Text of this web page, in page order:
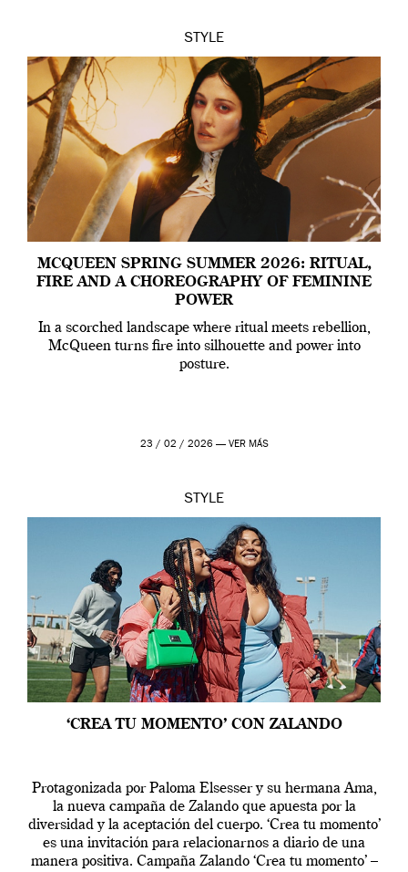
STYLE
MCQUEEN SPRING SUMMER 2026: RITUAL,
FIRE AND A CHOREOGRAPHY OF FEMININE
POWER
In a scorched landscape where ritual meets rebellion,
McQueen turns fire into silhouette and power into
posture.
23 / 02 / 2026 — VER MÁS
STYLE
‘CREA TU MOMENTO’ CON ZALANDO
Protagonizada por Paloma Elsesser y su hermana Ama,
la nueva campaña de Zalando que apuesta por la
diversidad y la aceptación del cuerpo. ‘Crea tu momento’
es una invitación para relacionarnos a diario de una
manera positiva. Campaña Zalando ‘Crea tu momento’ –